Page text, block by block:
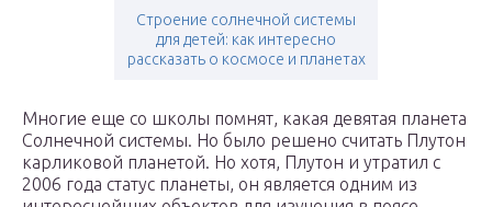
Строение солнечной системы
для детей: как интересно
рассказать о космосе и планетах
Многие еще со школы помнят, какая девятая планета
Солнечной системы. Но было решено считать Плутон
карликовой планетой. Но хотя, Плутон и утратил с
2006 года статус планеты, он является одним из